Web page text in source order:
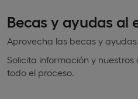
Becas y ayudas al
Aprovecha las becas y
Solicita información y
todo el proceso.